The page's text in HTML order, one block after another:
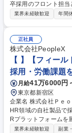
卒採用のフロント担
フォローまでを一貫
携・協力しながら首都
す。 【主な業務】◆
応募学生の採用面接
略立案 ◆首都圏エリアの学校訪問 募集職種 【新
未経験OK/在宅勤務可
業界未経験歓迎 年間
正社員
株式会社PeopleX
【 】【フィー
採用・労働課題
月給41万6000円
東京都新宿区
企業名 株式会社ＰｅｏｐｌｅＸ 求人名 【★】【フィ
HR領域の自社製品で採用・労働課題
Rプラットフォームを
ただきます。単なる
業界未経験歓迎 副業